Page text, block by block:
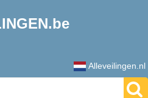
Alleveilingen.nl